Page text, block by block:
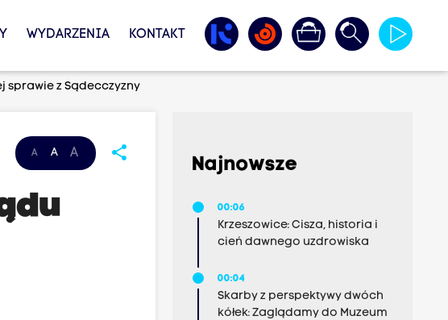
WYDARZENIA KONTAKT
sprawie z Sądecczyzny
A A A share
Najnowsze
00:06
Krzeszowice: Cisza, historia i
cień dawnego uzdrowiska
00:04
Skarby z perspektywy dwóch
kółek: Zaglądamy do Muzeum